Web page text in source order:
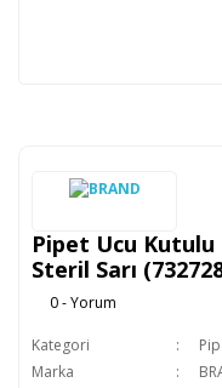
Pipet Ucu
Steril Sarı
0 - Yorum
Kategori
Marka